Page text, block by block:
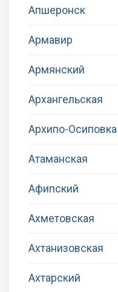
Апшеронск
Армавир
Армянский
Архангельская
Архипо-Осиповка
Атаманская
Афипский
Ахметовская
Ахтанизовская
Ахтарский